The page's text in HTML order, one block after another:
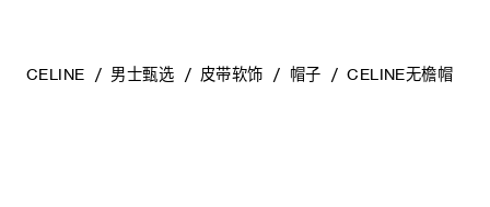
CELINE 男士甄选 皮带软饰 帽子 CELINE无檐帽